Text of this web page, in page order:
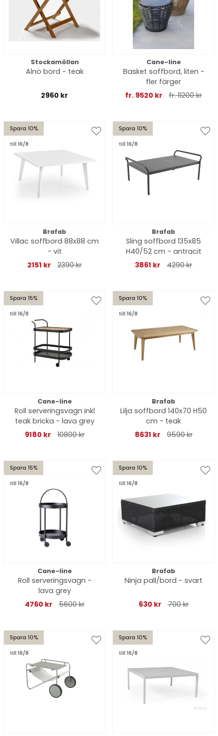
Stockamöllan
Alnö bord - teak
2960 kr
Cane-line
Basket soffbord, liten -
fler färger
fr. 9520 kr
fr. 11200 kr
Spara 10%
till 16/8
Brafab
Villac soffbord 88x88 cm
- vit
2151 kr
2390 kr
Spara 10%
till 16/8
Brafab
Sling soffbord 135x85
H40/52 cm - antracit
3861 kr
4290 kr
Spara 15%
till 16/8
Cane-line
Roll serveringsvagn inkl
teak bricka - lava grey
9180 kr
10800 kr
Spara 10%
till 16/8
Brafab
Lilja soffbord 140x70 H50
cm - teak
8631 kr
9590 kr
Spara 15%
till 16/8
Cane-line
Roll serveringsvagn -
lava grey
4760 kr
5600 kr
Spara 10%
till 16/8
Brafab
Ninja pall/bord - svart
630 kr 700 kr
Spara 10%
till 16/8
Spara 10%
till 16/8